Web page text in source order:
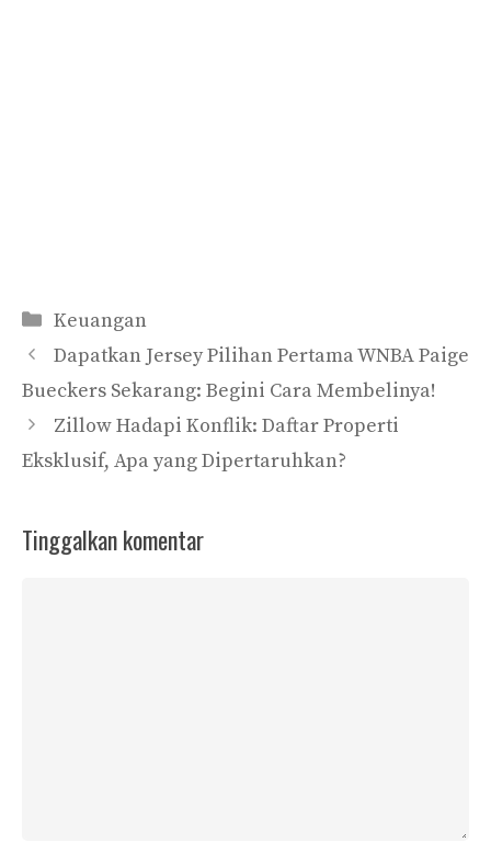
Kategori
Keuangan
Dapatkan Jersey Pilihan Pertama WNBA Paige
Bueckers Sekarang: Begini Cara Membelinya!
Zillow Hadapi Konflik: Daftar Properti
Eksklusif, Apa yang Dipertaruhkan?
Tinggalkan komentar